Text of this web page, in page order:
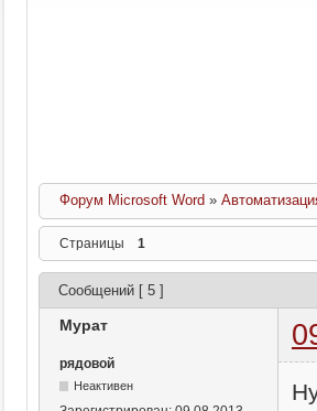
Форум Microsoft Word »
Страницы 1
Сообщений [ 5 ]
Мурат
рядовой
Неактивен